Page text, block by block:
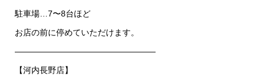
駐車場…7〜8台ほど
お店の前に停めていただけます。
—————————————————
【河内長野店】